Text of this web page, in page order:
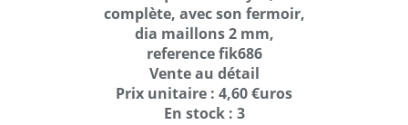
complète, avec son fermoir,
dia maillons 2 mm,
reference fik686
Vente au détail
Prix unitaire : 4,60 €uros
En stock : 3